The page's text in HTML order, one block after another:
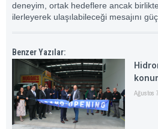
deneyim, ortak hedeflere ancak
ilerleyerek ulaşılabileceği mesajını
Benzer Yazılar:
Ağustos